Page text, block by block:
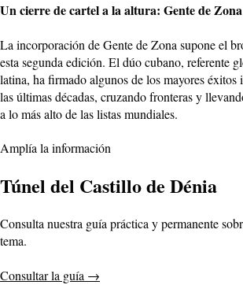
Un cierre de cartel a la altura: Gente de Zona
La incorporación de Gente de Zona supone el
esta segunda edición. El dúo cubano, referente
latina, ha firmado algunos de los mayores éxitos
las últimas décadas, cruzando fronteras y
a lo más alto de las listas mundiales.
Amplía la información
Túnel del Castillo de Dénia
Consulta nuestra guía práctica y permanente
tema.
Consultar la guía →